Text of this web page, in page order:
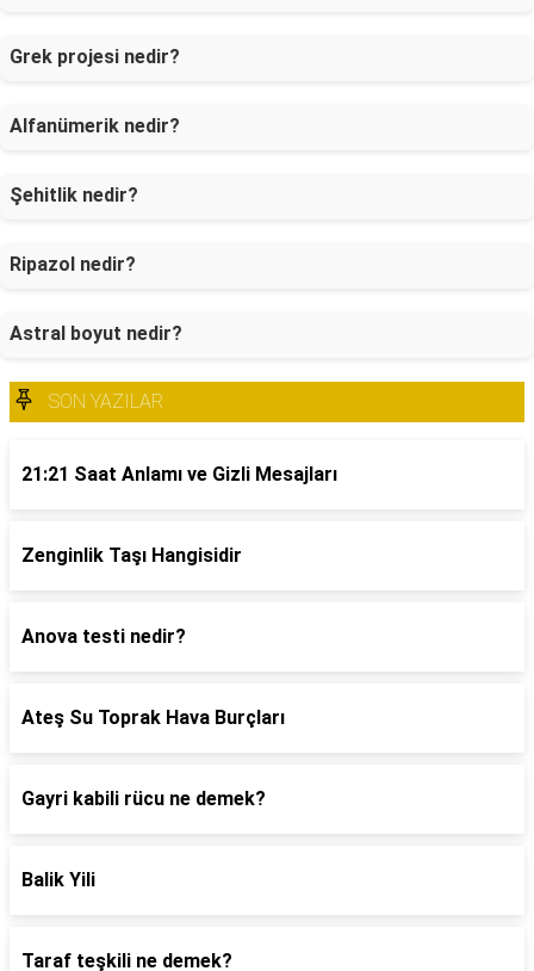
Grek projesi nedir?
Alfanümerik nedir?
Şehitlik nedir?
Ripazol nedir?
Astral boyut nedir?
SON YAZILAR
21:21 Saat Anlamı ve Gizli Mesajları
Zenginlik Taşı Hangisidir
Anova testi nedir?
Ateş Su Toprak Hava Burçları
Gayri kabili rücu ne demek?
Balik Yili
Taraf teşkili ne demek?